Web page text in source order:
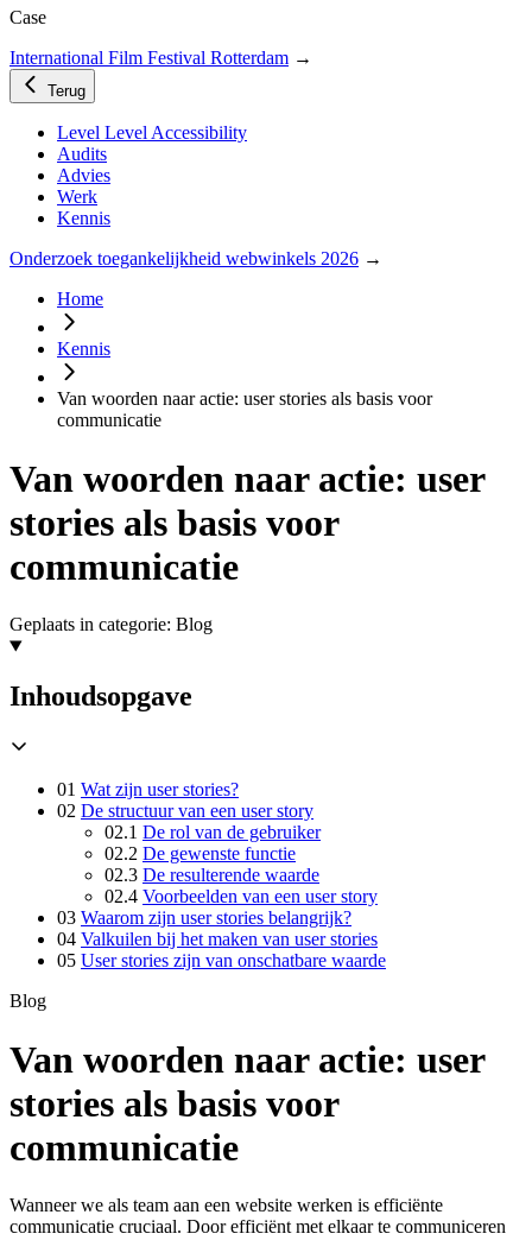
Case
International Film Festival Rotterdam →
Terug
Level Level Accessibility
Audits
Advies
Werk
Kennis
Onderzoek toegankelijkheid webwinkels 2026 →
Home
Kennis
Van woorden naar actie: user stories als basis voor
communicatie
Van woorden naar actie: user
stories als basis voor
communicatie
Geplaats in categorie: Blog
Inhoudsopgave
01 Wat zijn user stories?
02 De structuur van een user story
02.1 De rol van de gebruiker
02.2 De gewenste functie
02.3 De resulterende waarde
02.4 Voorbeelden van een user story
03 Waarom zijn user stories belangrijk?
04 Valkuilen bij het maken van user stories
05 User stories zijn van onschatbare waarde
Blog
Van woorden naar actie: user
stories als basis voor
communicatie
Wanneer we als team aan een website werken is efficiënte
communicatie cruciaal. Door efficiënt met elkaar te communiceren